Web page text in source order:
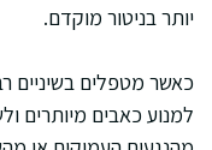
יותר בניטור מוקדם.
כאשר מטפלים בשיניים
למנוע כאבים מיותרים